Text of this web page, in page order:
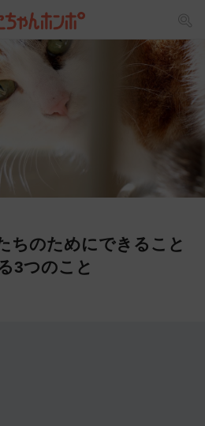
ちのためにできること
3つのこと